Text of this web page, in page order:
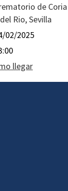
de
Rio Sevilla
02/2025
llegar